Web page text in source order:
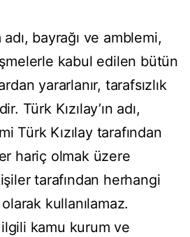
adı, bayrağı ve amblemi,
kabul edilen bütün
yararlanır, tarafsızlık
Türk Kızılay’ın adı,
Türk Kızılay tarafından
hariç olmak üzere
tarafından herhangi
kullanılamaz.
kamu kurum ve